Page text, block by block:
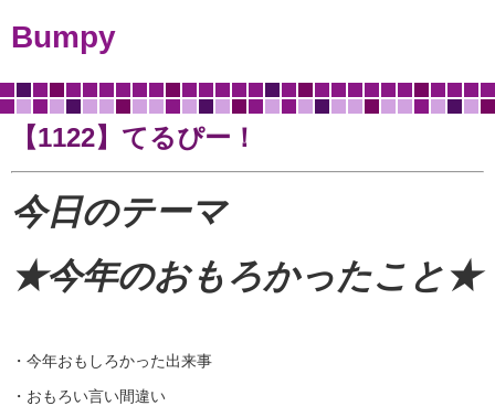
Bumpy
【1122】てるぴー！
今日のテーマ
★今年のおもろかったこと★
・今年おもしろかった出来事
・おもろい言い間違い